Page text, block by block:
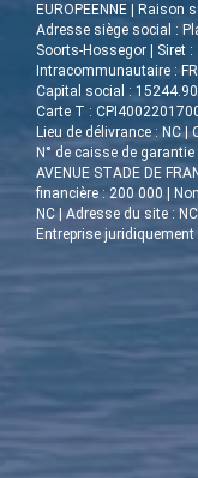
EUROPEENNE | Raison
Adresse siège social :
Soorts-Hossegor | Siret
Intracommunautaire :
Capital social : 15244.90
Carte T :
Lieu de délivrance : NC |
N° de caisse de
AVENUE STADE DE
financière : 200 000 |
NC | Adresse du site : NC |
Entreprise